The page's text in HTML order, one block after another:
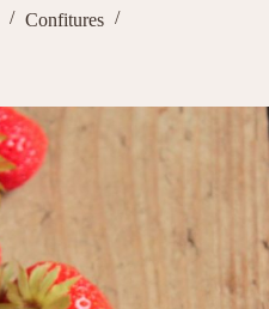
Confitures